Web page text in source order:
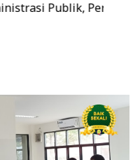
Publik, Perkuat